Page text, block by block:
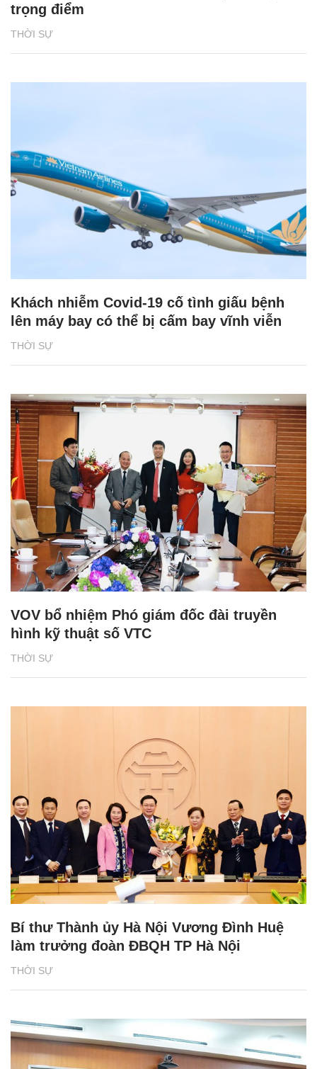
THỜI SỰ
trọng điểm
THỜI SỰ
Khách nhiễm Covid-19 cố tình giấu bệnh
lên máy bay có thể bị cấm bay vĩnh viễn
THỜI SỰ
VOV bổ nhiệm Phó giám đốc đài truyền
hình kỹ thuật số VTC
THỜI SỰ
Bí thư Thành ủy Hà Nội Vương Đình Huệ
làm trưởng đoàn ĐBQH TP Hà Nội